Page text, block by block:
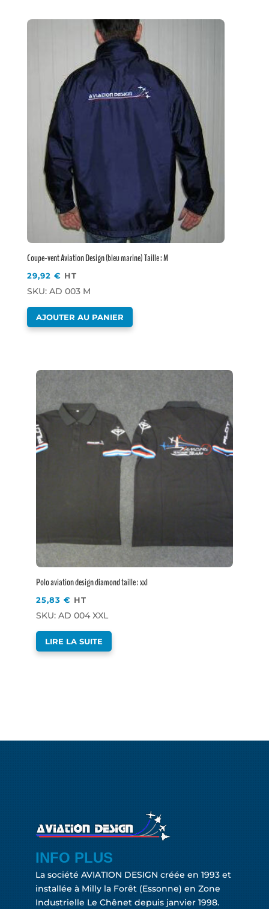
Coupe-vent Aviation Design (bleu marine) Taille : M
29,92€ HT
SKU: AD 003 M
AJOUTER AU PANIER
Polo aviation design diamond taille : xxl
25,83 € HT
SKU: AD 004 XXL
LIRE LA SUITE
INFO PLUS
La société AVIATION DESIGN créée en 1993 et
installée à Milly la Forêt (Essonne) en Zone
Industrielle Le Chênet depuis janvier 1998.